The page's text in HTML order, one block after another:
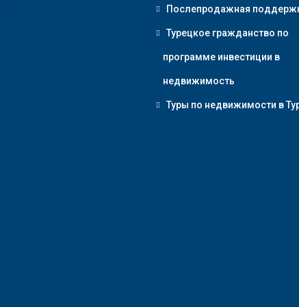
Послепродажная
Турецкое гражданство по
программе инвестиции в
недвижимость
Туры по недвижимости в